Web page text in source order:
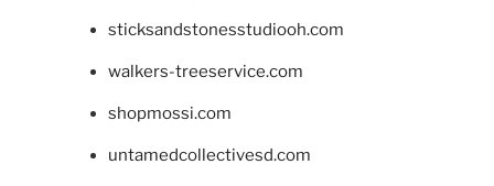
sticksandstonesstudiooh.com
walkers-treeservice.com
shopmossi.com
untamedcollectivesd.com